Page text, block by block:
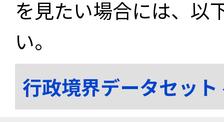
を見たい場合には、以
い。
行政境界データセッ